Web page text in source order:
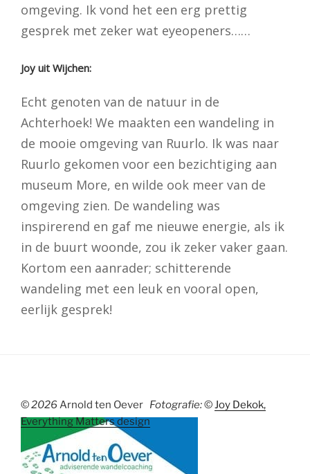
omgeving. Ik vond het een erg prettig
gesprek met zeker wat eyeopeners……
Joy uit Wijchen:
Echt genoten van de natuur in de
Achterhoek! We maakten een wandeling in
de mooie omgeving van Ruurlo. Ik was naar
Ruurlo gekomen voor een bezichtiging aan
museum More, en wilde ook meer van de
omgeving zien. De wandeling was
inspirerend en gaf me nieuwe energie, als ik
in de buurt woonde, zou ik zeker vaker gaan.
Kortom een aanrader; schitterende
wandeling met een leuk en vooral open,
eerlijk gesprek!
©2026 Arnold ten Oever Fotografie:© Joy Dekok,
Everything Matters design